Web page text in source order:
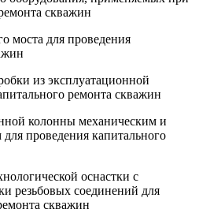
скважин
моста для проведения
из эксплуатационной
ремонта скважин
колонны механическим и
проведения капитального
оснастки с
резьбовых соединений для
скважин